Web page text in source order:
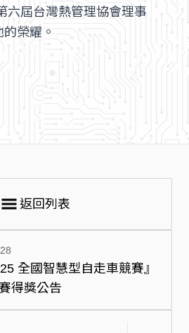
六屆台灣熱管理協會理事
榮耀。
全國智慧型自走車競賽』
得獎公告
返回列表